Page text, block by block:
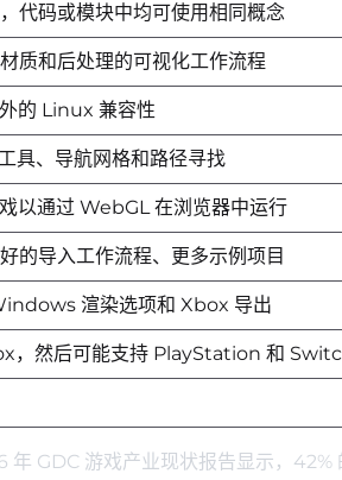
代码或模块中均可使用相同概念
质和后处理的可视化工作流程
的 Linux 兼容性
具、导航网格和路径寻找
以通过 WebGL 在浏览器中运行
的导入工作流程、更多示例项目
渲染选项和 Xbox 导出
，然后可能支持 PlayStation 和
GDC 游戏产业现状报告显示，42%